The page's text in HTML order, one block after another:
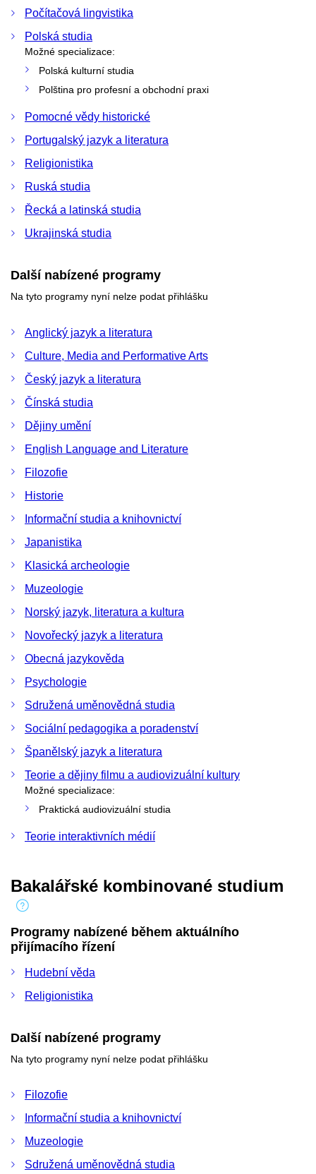
Počítačová lingvistika
Polská studia
Možné specializace:
Polská kulturní studia
Polština pro profesní a obchodní praxi
Pomocné vědy historické
Portugalský jazyk a literatura
Religionistika
Ruská studia
Řecká a latinská studia
Ukrajinská studia
Další nabízené programy
Na tyto programy nyní nelze podat přihlášku
Anglický jazyk a literatura
Culture, Media and Performative Arts
Český jazyk a literatura
Čínská studia
Dějiny umění
English Language and Literature
Filozofie
Historie
Informační studia a knihovnictví
Japanistika
Klasická archeologie
Muzeologie
Norský jazyk, literatura a kultura
Novořecký jazyk a literatura
Obecná jazykověda
Psychologie
Sdružená uměnovědná studia
Sociální pedagogika a poradenství
Španělský jazyk a literatura
Teorie a dějiny filmu a audiovizuální kultury
Možné specializace:
Praktická audiovizuální studia
Teorie interaktivních médií
Bakalářské kombinované studium
Programy nabízené během aktuálního
přijímacího řízení
Hudební věda
Religionistika
Další nabízené programy
Na tyto programy nyní nelze podat přihlášku
Filozofie
Informační studia a knihovnictví
Muzeologie
Sdružená uměnovědná studia